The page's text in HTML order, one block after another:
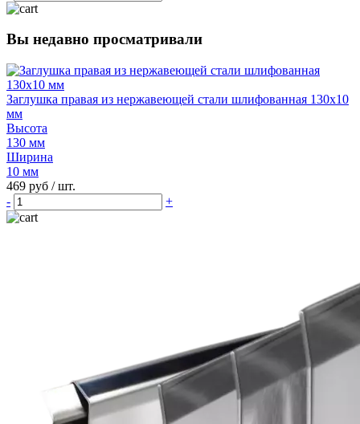
Вы недавно просматривали
Заглушка правая из нержавеющей стали шлифованная 130х10
мм
Высота
130 мм
Ширина
10 мм
469 руб / шт.
-
+